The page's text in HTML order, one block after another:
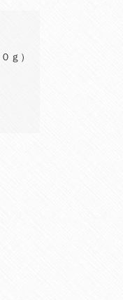
ｇ）